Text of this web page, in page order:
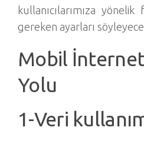
kullanıcılarımıza
gereken ayarları
Mobil
Yolu
1-Veri